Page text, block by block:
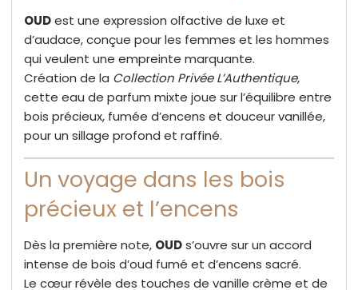
OUDest une expression olfactive de luxe et
d’audace, conçue pour les femmes et les hommes
qui veulent une empreinte marquante.
Création de la Collection Privée L’Authentique,
cette eau de parfum mixte joue sur l’équilibre entre
bois précieux, fumée d’encens et douceur vanillée,
pour un sillage profond et raffiné.
Un voyage dans les bois
précieux et l’encens
Dès la première note, OUDs’ouvre sur un accord
intense de bois d’oud fumé et d’encens sacré.
Le cœur révèle des touches de vanille crème et de